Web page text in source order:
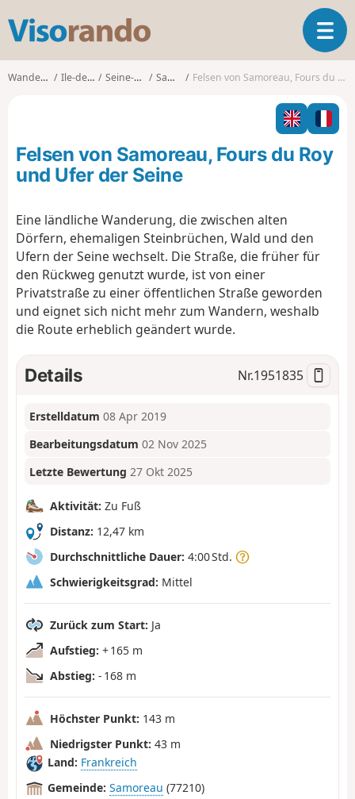
s
o
o
T
o
g
l
n
a
Wanderungen Ile-de-France Seine-et-Marne Samoreau Felsen von Samoreau, Fours du Roy und Ufer der Seine
Felsen von Samoreau, Fours du Roy
und Ufer der Seine
Eine ländliche Wanderung, die zwischen alten
Dörfern, ehemaligen Steinbrüchen, Wald und den
Ufern der Seine wechselt. Die Straße, die früher für
den Rückweg genutzt wurde, ist von einer
Privatstraße zu einer öffentlichen Straße geworden
und eignet sich nicht mehr zum Wandern, weshalb
die Route erheblich geändert wurde.
Details Nr.1951835
Erstelldatum 08 Apr 2019
Bearbeitungsdatum 02 Nov 2025
Letzte Bewertung 27 Okt 2025
Aktivität: Zu Fuß
Distanz: 12,47 km
Durchschnittliche Dauer: 4:00 Std.
Schwierigkeitsgrad: Mittel
Zurück zum Start: Ja
Aufstieg: + 165 m
Abstieg: - 168 m
Höchster Punkt: 143 m
Niedrigster Punkt: 43 m
Land: Frankreich
Gemeinde: Samoreau (77210)